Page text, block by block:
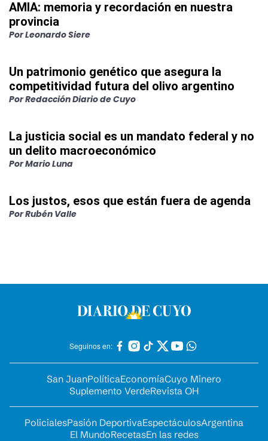
AMIA: memoria y recordación en nuestra
provincia
PorLeonardo Siere
Un patrimonio genético que asegura la
competitividad futura del olivo argentino
PorRedacción Diario de Cuyo
La justicia social es un mandato federal y no
un delito macroeconómico
PorMario Luna
Los justos, esos que están fuera de agenda
PorRubén Valle
Seguinos en:
San JuanPolíticaEconomíaCuyo Minero
Suplemento VerdeRevista OH
PolicialesPasión DeportivaEspectáculosArgentina
El MundoRecetasEn las redes